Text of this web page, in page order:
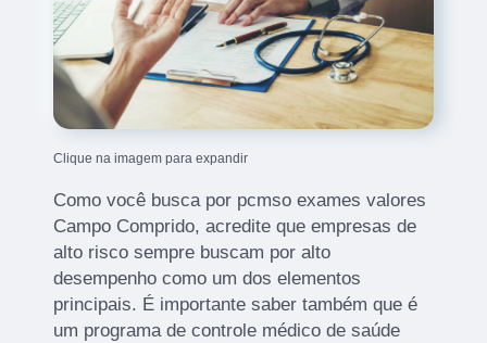
Clique na imagem para expandir
Como você busca por pcmso exames valores
Campo Comprido, acredite que empresas de
alto risco sempre buscam por alto
desempenho como um dos elementos
principais. É importante saber também que é
um programa de controle médico de saúde